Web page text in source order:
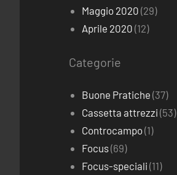
Maggio 2020 (29)
Aprile 2020 (12)
Categorie
Buone Pratiche (37)
Cassetta attrezzi (53)
Controcampo(1)
Focus(69)
Focus-speciali (11)